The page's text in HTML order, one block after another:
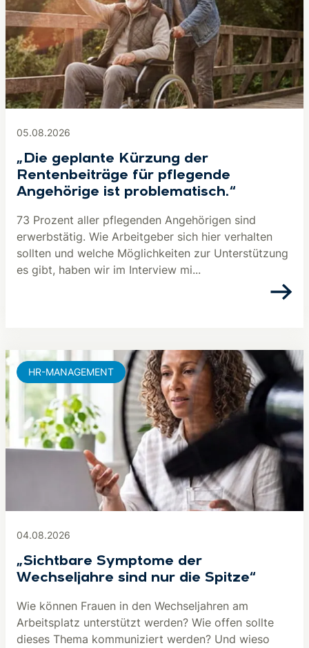
05.08.2026
„Die geplante Kürzung der
Rentenbeiträge für pflegende
Angehörige ist problematisch.“
73 Prozent aller pflegenden Angehörigen sind
erwerbstätig. Wie Arbeitgeber sich hier verhalten
sollten und welche Möglichkeiten zur Unterstützung
es gibt, haben wir im Interview mi...
04.08.2026
„Sichtbare Symptome der
Wechseljahre sind nur die Spitze“
Wie können Frauen in den Wechseljahren am
Arbeitsplatz unterstützt werden? Wie offen sollte
dieses Thema kommuniziert werden? Und wieso
HR-MANAGEMENT